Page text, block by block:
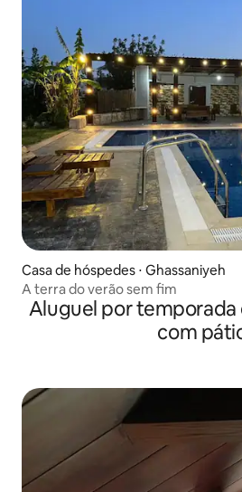
Casa de hóspedes ⋅ Ghassaniyeh
A terra do verão sem fim
Aluguel por temporada
com